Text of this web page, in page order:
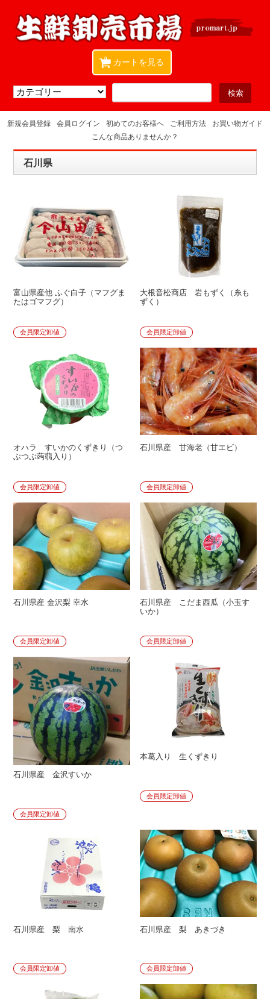
カートを見る
0
新規会員登録 会員ログイン 初めてのお客様へ ご利用方法
お買い物ガイド
こんな商品ありませんか？
石川県
富山県産他 ふぐ白子（マフグま
たはゴマフグ）
会員限定卸値
大根音松商店 岩もずく（糸も
ずく）
会員限定卸値
オハラ すいかのくずきり（つ
ぶつぶ蒟蒻入り）
会員限定卸値
石川県産 甘海老（甘エビ）
会員限定卸値
石川県産 金沢梨 幸水
会員限定卸値
石川県産 こだま西瓜（小玉す
いか）
会員限定卸値
石川県産 金沢すいか
会員限定卸値
本葛入り 生くずきり
会員限定卸値
石川県産 梨 南水
会員限定卸値
石川県産 梨 あきづき
会員限定卸値